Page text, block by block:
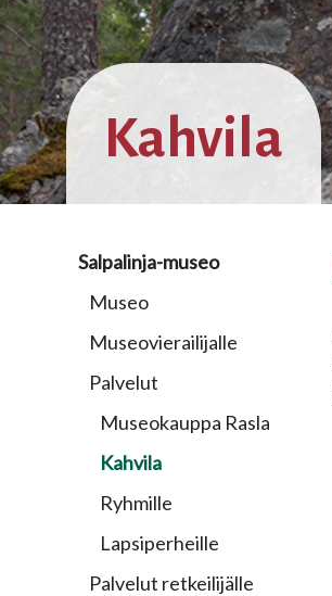
Kahvila
Salpalinja-museo
Museo
Museovierailijalle
Palvelut
Museokauppa Rasla
Kahvila
Ryhmille
Lapsiperheille
Palvelut retkeilijälle